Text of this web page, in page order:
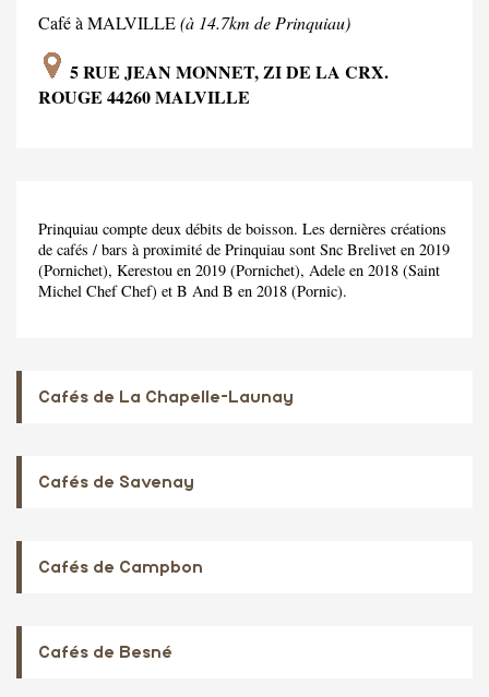
Café à MALVILLE(à 14.7km de Prinquiau)
5 RUE JEAN MONNET, ZI DE LA CRX.
ROUGE 44260 MALVILLE
Prinquiau compte deux débits de boisson. Les dernières créations
de cafés / bars à proximité de Prinquiau sont Snc Brelivet en 2019
(Pornichet), Kerestou en 2019 (Pornichet), Adele en 2018 (Saint
Michel Chef Chef) et B And B en 2018 (Pornic).
Cafés de La Chapelle-Launay
Cafés de Savenay
Cafés de Campbon
Cafés de Besné